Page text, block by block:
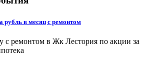
рубль в месяц с ремонтом
с ремонтом в Жк Лестория по акции за